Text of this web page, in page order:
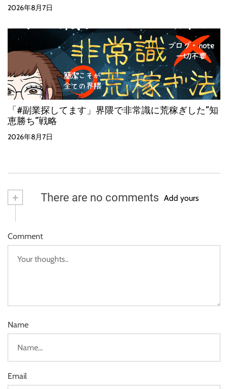
2026年8月7日
「#副業探してます」界隈で非常識に荒稼ぎした”知
恵勝ち”戦略
2026年8月7日
+ There are no comments Add yours
Comment
Name
Email